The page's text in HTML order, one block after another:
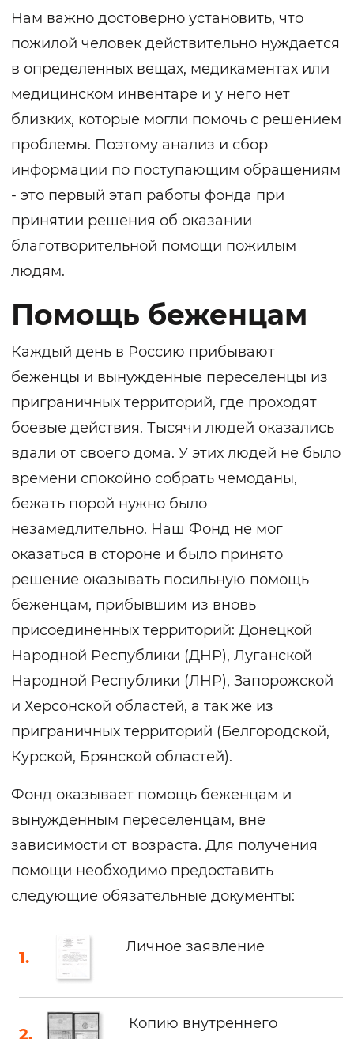
Нам важно достоверно установить, что
пожилой человек действительно нуждается
в определенных вещах, медикаментах или
медицинском инвентаре и у него нет
близких, которые могли помочь с решением
проблемы. Поэтому анализ и сбор
информации по поступающим обращениям
- это первый этап работы фонда при
принятии решения об оказании
благотворительной помощи пожилым
людям.
Помощь беженцам
Каждый день в Россию прибывают
беженцы и вынужденные переселенцы из
приграничных территорий, где проходят
боевые действия. Тысячи людей оказались
вдали от своего дома. У этих людей не было
времени спокойно собрать чемоданы,
бежать порой нужно было
незамедлительно. Наш Фонд не мог
оказаться в стороне и было принято
решение оказывать посильную помощь
беженцам, прибывшим из вновь
присоединенных территорий: Донецкой
Народной Республики (ДНР), Луганской
Народной Республики (ЛНР), Запорожской
и Херсонской областей, а так же из
приграничных территорий (Белгородской,
Курской, Брянской областей).
Фонд оказывает помощь беженцам и
вынужденным переселенцам, вне
зависимости от возраста. Для получения
помощи необходимо предоставить
следующие обязательные документы:
Личное заявление
Копию внутреннего